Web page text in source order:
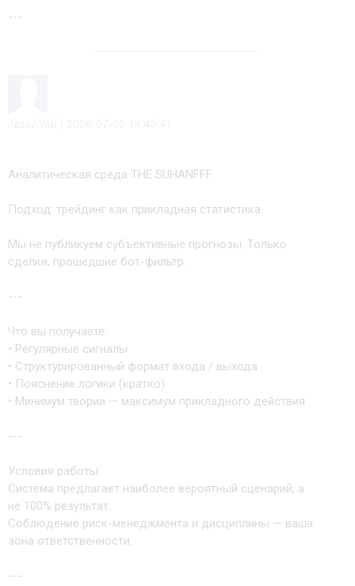
---
Аналитическая среда THE SUHANFFF.
Подход: трейдинг как прикладная статистика.
Мы не публикуем субъективные прогнозы. Только
сделки, прошедшие бот-фильтр.
---
Что вы получаете:
• Регулярные сигналы
• Структурированный формат входа / выхода
• Пояснение логики (кратко)
• Минимум теории — максимум прикладного действия
---
Условия работы:
Система предлагает наиболее вероятный сценарий, а
не 100% результат.
Соблюдение риск-менеджмента и дисциплины — ваша
зона ответственности.
---